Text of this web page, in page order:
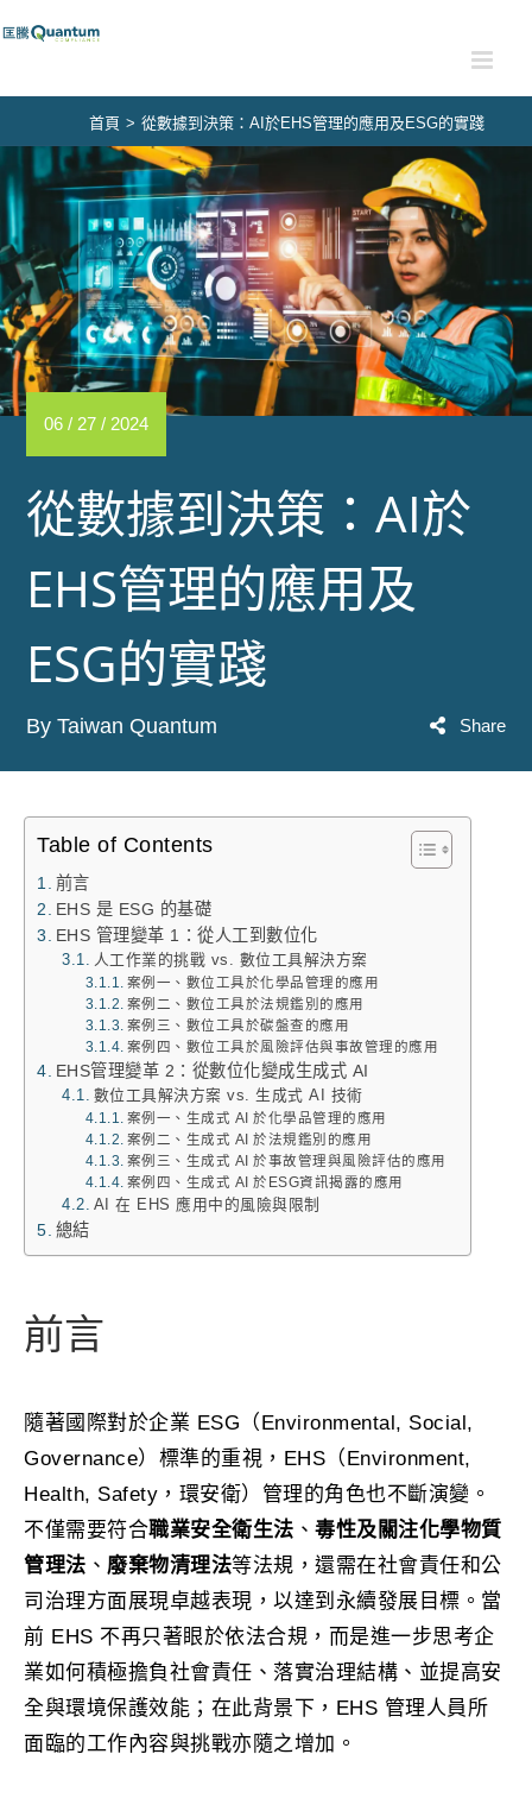
to
首頁 > 從數據到決策：AI於EHS管理的應用及ESG的實踐
06 / 27 / 2024
從數據到決策：AI於
EHS管理的應用及
ESG的實踐
By Taiwan Quantum Share
Table of Contents
前言
EHS 是 ESG 的基礎
EHS 管理變革 1：從人工到數位化
人工作業的挑戰 vs. 數位工具解決方案
案例一、數位工具於化學品管理的應用
案例二、數位工具於法規鑑別的應用
案例三、數位工具於碳盤查的應用
案例四、數位工具於風險評估與事故管理的應用
EHS管理變革 2：從數位化變成生成式 AI
數位工具解決方案 vs. 生成式 AI 技術
案例一、生成式 AI 於化學品管理的應用
案例二、生成式 AI 於法規鑑別的應用
案例三、生成式 AI 於事故管理與風險評估的應用
案例四、生成式 AI 於ESG資訊揭露的應用
AI 在 EHS 應用中的風險與限制
總結
前言
隨著國際對於企業 ESG（Environmental, Social,
Governance）標準的重視，EHS（Environment,
Health, Safety，環安衛）管理的角色也不斷演變。
不僅需要符合職業安全衛生法 、 毒性及關注化學物質
管理法 、 廢棄物清理法等法規，還需在社會責任和公
司治理方面展現卓越表現，以達到永續發展目標。當
前 EHS 不再只著眼於依法合規，而是進一步思考企
業如何積極擔負社會責任、落實治理結構、並提高安
全與環境保護效能；在此背景下，EHS 管理人員所
面臨的工作內容與挑戰亦隨之增加。